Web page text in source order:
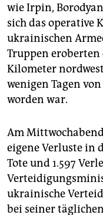
wie Irpin,
sich das operative
ukrainischen
Truppen eroberten
Kilometer
wenigen Tagen
worden war.
Am
eigene Verluste in
Tote und 1.597
ukrainische
bei seiner